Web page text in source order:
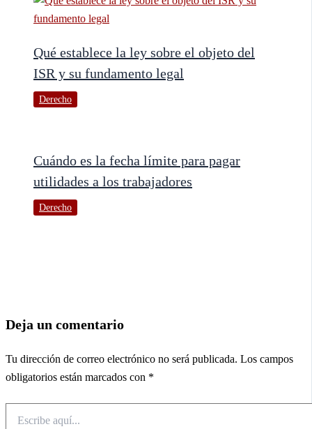
Qué establece la ley sobre el objeto del
ISR y su fundamento legal
Derecho
Cuándo es la fecha límite para pagar
utilidades a los trabajadores
Derecho
Deja un comentario
Tu dirección de correo electrónico no será publicada. Los campos
obligatorios están marcados con *
aquí...